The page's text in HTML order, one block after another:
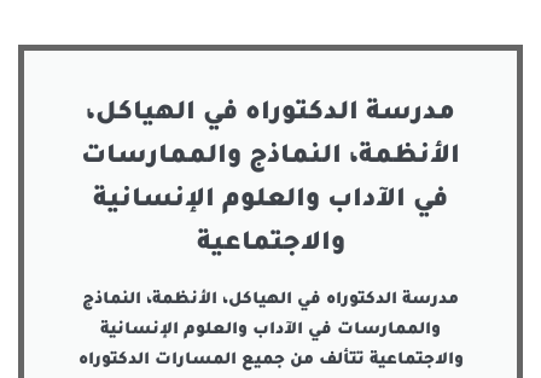
مدرسة الدكتوراه في الهياكل،
الأنظمة، النماذج والممارسات
في الآداب والعلوم الإنسانية
والاجتماعية
مدرسة الدكتوراه في الهياكل، الأنظمة، النماذج
والممارسات في الآداب والعلوم الإنسانية
والاجتماعية تتألف من جميع المسارات الدكتوراه